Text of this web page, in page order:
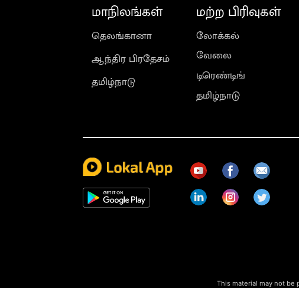
மாநிலங்கள்
தெலங்கானா
ஆந்திர பிரதேசம்
தமிழ்நாடு
மற்ற பிரிவுகள்
லோக்கல்
வேலை
டிரெண்டிங்
தமிழ்நாடு
This material may not